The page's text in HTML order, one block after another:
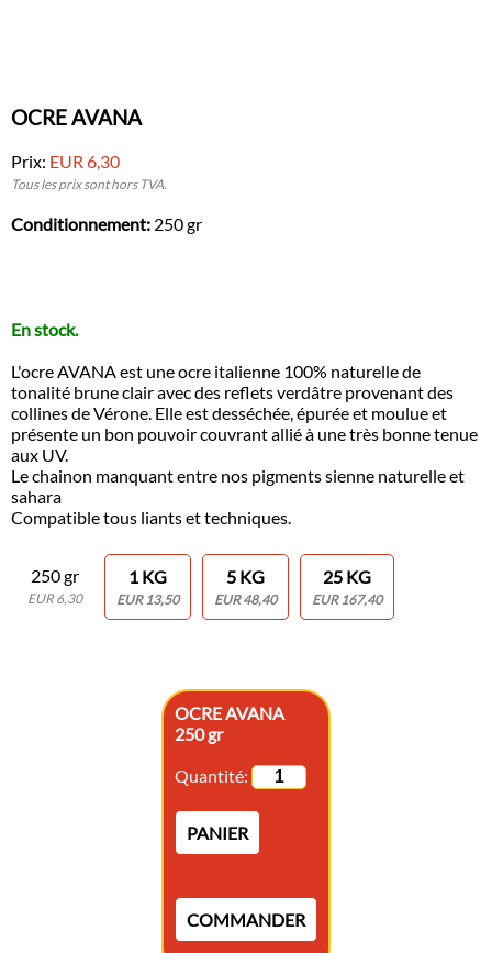
OCRE AVANA
Prix: EUR 6,30
Tous les prix sont hors TVA.
Conditionnement: 250 gr
En stock.
L'ocre AVANA est une ocre italienne 100% naturelle de
tonalité brune clair avec des reflets verdâtre provenant des
collines de Vérone. Elle est desséchée, épurée et moulue et
présente un bon pouvoir couvrant allié à une très bonne tenue
aux UV.
Le chainon manquant entre nos pigments sienne naturelle et
sahara
Compatible tous liants et techniques.
250 gr
EUR 6,30
1 KG
EUR 13,50
5 KG
EUR 48,40
25 KG
EUR 167,40
OCRE AVANA
250 gr
Quantité:
PANIER
COMMANDER